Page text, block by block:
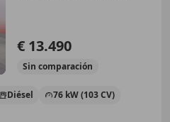
€ 13.490
Sin comparación
Diésel 76 kW (103 CV)